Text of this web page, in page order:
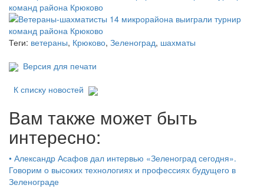
Теги: ветераны, Крюково, Зеленоград, шахматы
Версия для печати
К списку новостей
Вам также может быть
интересно:
• Александр Асафов дал интервью «Зеленоград сегодня».
Говорим о высоких технологиях и профессиях будущего в
Зеленограде